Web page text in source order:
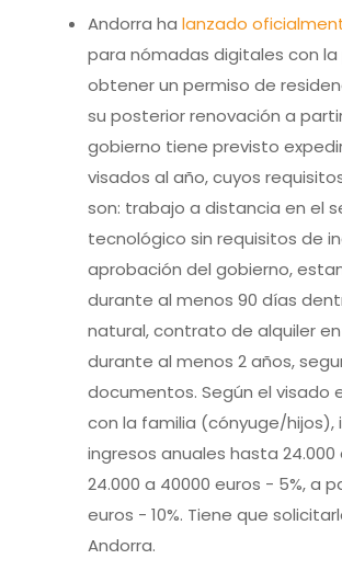
Andorra ha lanzado
para nómadas digitales con
obtener un permiso de
su posterior renovación a
gobierno tiene previsto
visados al año, cuyos
son: trabajo a distancia en el
tecnológico sin requisitos de
aprobación del gobierno,
durante al menos 90 días
natural, contrato de alquiler
durante al menos 2 años,
documentos. Según el visado
con la familia (cónyuge/hijos),
ingresos anuales hasta 24.000
24.000 a 40000 euros - 5%, a
euros - 10%. Tiene que
Andorra.